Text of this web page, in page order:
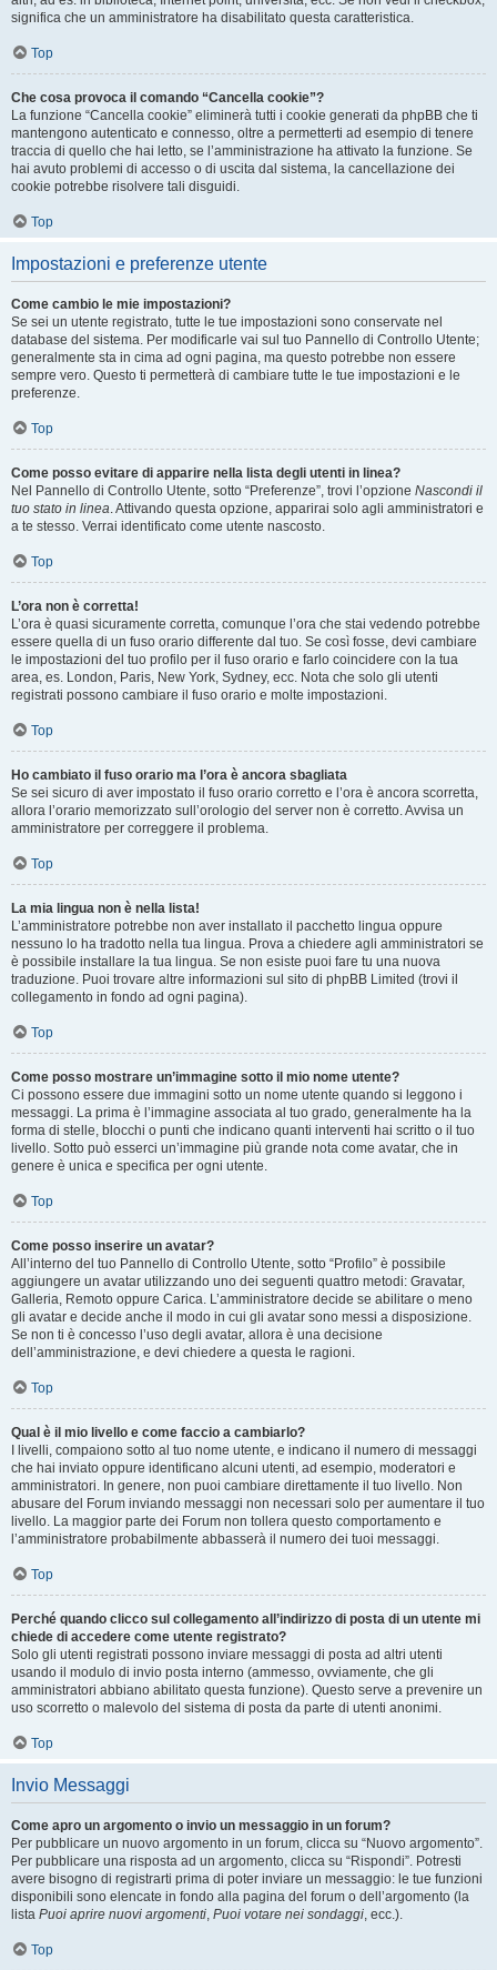
significa che un amministratore ha disabilitato questa caratteristica.
Top
Che cosa provoca il comando “Cancella cookie”?
La funzione “Cancella cookie” eliminerà tutti i cookie generati da phpBB che ti
mantengono autenticato e connesso, oltre a permetterti ad esempio di tenere
traccia di quello che hai letto, se l’amministrazione ha attivato la funzione. Se
hai avuto problemi di accesso o di uscita dal sistema, la cancellazione dei
cookie potrebbe risolvere tali disguidi.
Top
Impostazioni e preferenze utente
Come cambio le mie impostazioni?
Se sei un utente registrato, tutte le tue impostazioni sono conservate nel
database del sistema. Per modificarle vai sul tuo Pannello di Controllo Utente;
generalmente sta in cima ad ogni pagina, ma questo potrebbe non essere
sempre vero. Questo ti permetterà di cambiare tutte le tue impostazioni e le
preferenze.
Top
Come posso evitare di apparire nella lista degli utenti in linea?
Nel Pannello di Controllo Utente, sotto “Preferenze”, trovi l’opzione Nascondi il
tuo stato in linea. Attivando questa opzione, apparirai solo agli amministratori e
a te stesso. Verrai identificato come utente nascosto.
Top
L’ora non è corretta!
L’ora è quasi sicuramente corretta, comunque l’ora che stai vedendo potrebbe
essere quella di un fuso orario differente dal tuo. Se così fosse, devi cambiare
le impostazioni del tuo profilo per il fuso orario e farlo coincidere con la tua
area, es. London, Paris, New York, Sydney, ecc. Nota che solo gli utenti
registrati possono cambiare il fuso orario e molte impostazioni.
Top
Ho cambiato il fuso orario ma l’ora è ancora sbagliata
Se sei sicuro di aver impostato il fuso orario corretto e l’ora è ancora scorretta,
allora l’orario memorizzato sull’orologio del server non è corretto. Avvisa un
amministratore per correggere il problema.
Top
La mia lingua non è nella lista!
L’amministratore potrebbe non aver installato il pacchetto lingua oppure
nessuno lo ha tradotto nella tua lingua. Prova a chiedere agli amministratori se
è possibile installare la tua lingua. Se non esiste puoi fare tu una nuova
traduzione. Puoi trovare altre informazioni sul sito di phpBB Limited (trovi il
collegamento in fondo ad ogni pagina).
Top
Come posso mostrare un’immagine sotto il mio nome utente?
Ci possono essere due immagini sotto un nome utente quando si leggono i
messaggi. La prima è l’immagine associata al tuo grado, generalmente ha la
forma di stelle, blocchi o punti che indicano quanti interventi hai scritto o il tuo
livello. Sotto può esserci un’immagine più grande nota come avatar, che in
genere è unica e specifica per ogni utente.
Top
Come posso inserire un avatar?
All’interno del tuo Pannello di Controllo Utente, sotto “Profilo” è possibile
aggiungere un avatar utilizzando uno dei seguenti quattro metodi: Gravatar,
Galleria, Remoto oppure Carica. L’amministratore decide se abilitare o meno
gli avatar e decide anche il modo in cui gli avatar sono messi a disposizione.
Se non ti è concesso l’uso degli avatar, allora è una decisione
dell’amministrazione, e devi chiedere a questa le ragioni.
Top
Qual è il mio livello e come faccio a cambiarlo?
I livelli, compaiono sotto al tuo nome utente, e indicano il numero di messaggi
che hai inviato oppure identificano alcuni utenti, ad esempio, moderatori e
amministratori. In genere, non puoi cambiare direttamente il tuo livello. Non
abusare del Forum inviando messaggi non necessari solo per aumentare il tuo
livello. La maggior parte dei Forum non tollera questo comportamento e
l’amministratore probabilmente abbasserà il numero dei tuoi messaggi.
Top
Perché quando clicco sul collegamento all’indirizzo di posta di un utente mi
chiede di accedere come utente registrato?
Solo gli utenti registrati possono inviare messaggi di posta ad altri utenti
usando il modulo di invio posta interno (ammesso, ovviamente, che gli
amministratori abbiano abilitato questa funzione). Questo serve a prevenire un
uso scorretto o malevolo del sistema di posta da parte di utenti anonimi.
Top
Invio Messaggi
Come apro un argomento o invio un messaggio in un forum?
Per pubblicare un nuovo argomento in un forum, clicca su “Nuovo argomento”.
Per pubblicare una risposta ad un argomento, clicca su “Rispondi”. Potresti
avere bisogno di registrarti prima di poter inviare un messaggio: le tue funzioni
disponibili sono elencate in fondo alla pagina del forum o dell’argomento (la
lista Puoi aprire nuovi argomenti, Puoi votare nei sondaggi, ecc.).
Top